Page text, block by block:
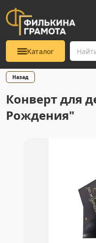
Каталог
Назад
Конверт для
Рождения"